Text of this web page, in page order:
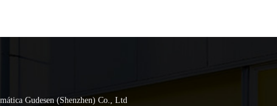
Gudesen (Shenzhen) Co., Ltd